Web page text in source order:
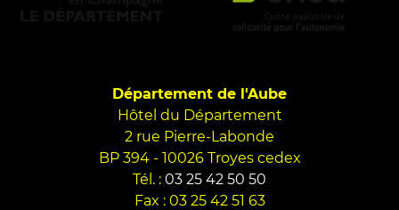
Département de l'Aube
Hôtel du Département
2 rue Pierre-Labonde
BP 394 - 10026 Troyes cedex
Tél. : 03 25 42 50 50
Fax : 03 25 42 51 63